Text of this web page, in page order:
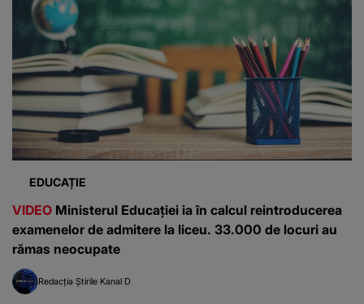
EDUCAȚIE
VIDEO Ministerul Educației ia în calcul reintroducerea
examenelor de admitere la liceu. 33.000 de locuri au
rămas neocupate
Redacția Știrile Kanal D